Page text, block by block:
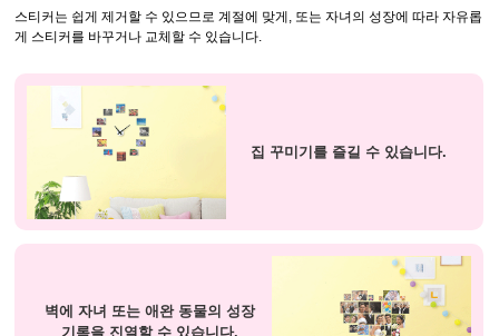
스티커는 쉽게 제거할 수 있으므로 계절에 맞게, 또는 자녀의 성장에 따라 자유롭
게 스티커를 바꾸거나 교체할 수 있습니다.
집 꾸미기를 즐길 수 있습니다.
벽에 자녀 또는 애완 동물의 성장
기록을 진열할 수 있습니다.